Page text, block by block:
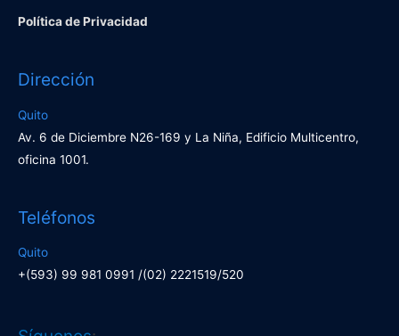
Política de Privacidad
Dirección
Quito
Av. 6 de Diciembre N26-169 y La Niña, Edificio Multicentro,
oficina 1001.
Teléfonos
Quito
+(593) 99 981 0991 /(02) 2221519/520
Facebook
LinkedIn